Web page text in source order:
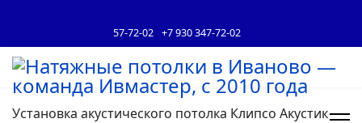
57-72-02 +7 930 347-72-02
Установка акустического потолка Клипсо Акустик